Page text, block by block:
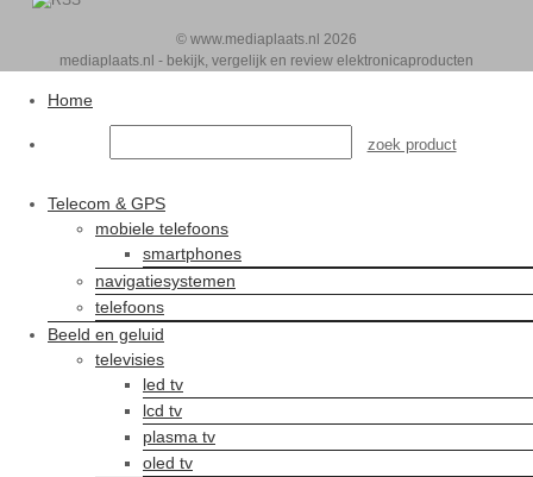
© www.mediaplaats.nl 2026
mediaplaats.nl - bekijk, vergelijk en review elektronicaproducten
Home
Telecom & GPS
mobiele telefoons
smartphones
navigatiesystemen
telefoons
Beeld en geluid
televisies
led tv
lcd tv
plasma tv
oled tv